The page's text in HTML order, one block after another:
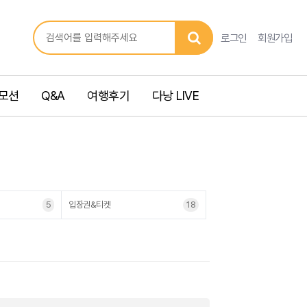
로그인 회원가입
션 Q&A 여행후기 다낭 LIVE
5 입장권&티켓 18